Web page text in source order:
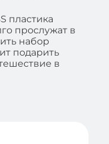
пластика
прослужат в
набор
подарить
в